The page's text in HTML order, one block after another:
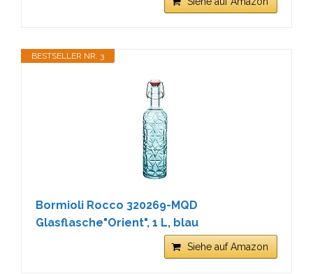
BESTSELLER NR. 3
Bormioli Rocco 320269-MQD
Glasflasche"Orient", 1 L, blau
Siehe auf Amazon